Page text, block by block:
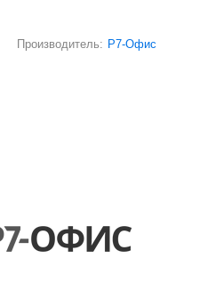
Производитель: Р7-Офис